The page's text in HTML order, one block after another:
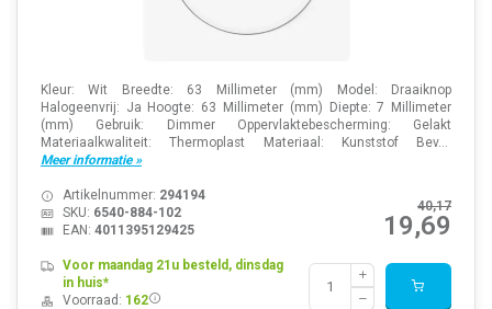
Kleur: Wit Breedte: 63 Millimeter (mm) Model: Draaiknop
Halogeenvrij: Ja Hoogte: 63 Millimeter (mm) Diepte: 7 Millimeter
(mm) Gebruik: Dimmer Oppervlaktebescherming: Gelakt
Materiaalkwaliteit: Thermoplast Materiaal: Kunststof Bev...
Meer informatie »
40,17
19,69
Artikelnummer: 294194
SKU: 6540-884-102
EAN: 4011395129425
Voor maandag 21u besteld, dinsdag
in huis*
Voorraad: 162